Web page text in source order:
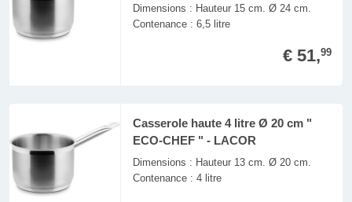
Dimensions : Hauteur 15 cm. Ø 24 cm.
Contenance : 6,5 litre
€ 51,99
Casserole haute 4 litre Ø 20 cm "
ECO-CHEF " - LACOR
Dimensions : Hauteur 13 cm. Ø 20 cm.
Contenance : 4 litre